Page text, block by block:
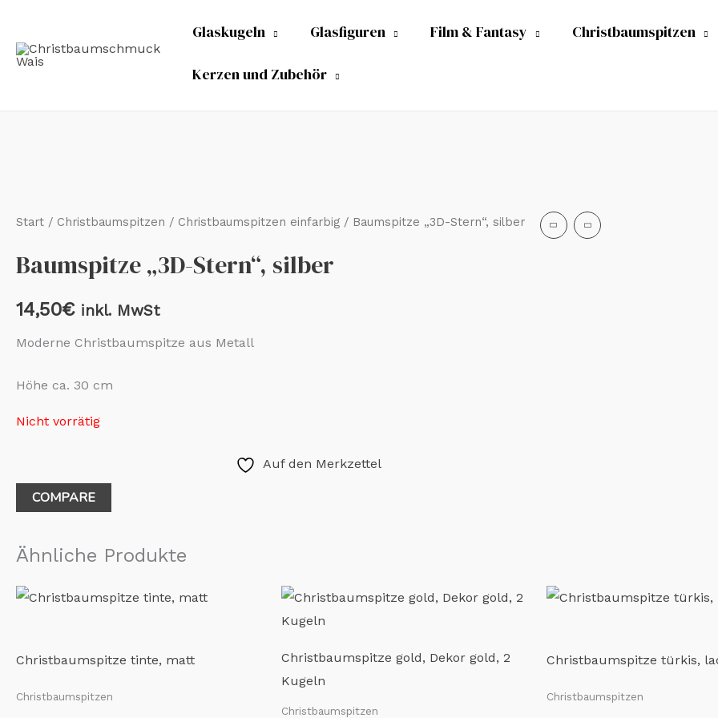
springen
Glaskugeln Glasfiguren Film & Fantasy Christbaumspitzen
Kerzen und Zubehör
Start / Christbaumspitzen / Christbaumspitzen einfarbig / Baumspitze „3D-Stern“, silber
Baumspitze „3D-Stern“, silber
14,50€ inkl. MwSt
Moderne Christbaumspitze aus Metall
Höhe ca. 30 cm
Nicht vorrätig
Auf den Merkzettel
COMPARE
Ähnliche Produkte
Christbaumspitze tinte, matt
Christbaumspitzen
Christbaumspitze gold, Dekor gold, 2
Kugeln
Christbaumspitzen
Christbaumspitze türkis,
Christbaumspitzen